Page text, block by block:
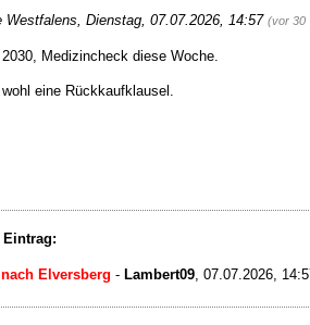
Westfalens Dienstag, 07.07.2026, 14:57 (vor 30
Medizincheck diese Woche.
eine Rückkaufklausel.
Elversberg - Lambert09, 07.07.2026,